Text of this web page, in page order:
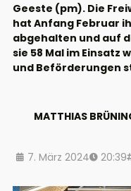
Geeste (pm). Die
hat Anfang Februar
abgehalten und auf
sie 58 Mal im Einsatz
und Beförderungen
MATTHIAS
7. März 2024 20:39